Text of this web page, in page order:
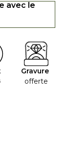
avec le
Gravure
offerte